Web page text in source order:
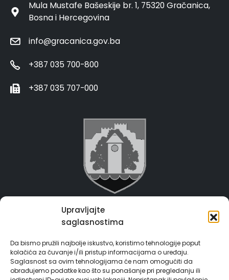
Upravljajte
saglasnostima
Da bismo pružili najbolje iskustvo, koristimo tehnologije poput
kolačića za čuvanje i/ili pristup informacijama o uređaju.
Saglasnost sa ovim tehnologijama će nam omogućiti da
obrađujemo podatke kao što su ponašanje pri pregledanju ili
Mula Mustafe Bašeskije br. 1, 75320 Gračanica,
Bosna i Hercegovina
info@gracanica.gov.ba
+387 035 700-800
+387 035 707-000
Grad Gračanica
E-Matičar